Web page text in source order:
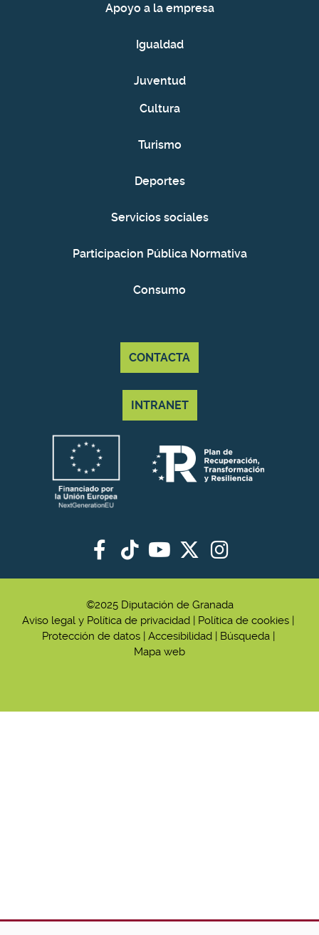
Apoyo a la empresa
Igualdad
Juventud
Cultura
Turismo
Deportes
Servicios sociales
Participacion Pública Normativa
Consumo
CONTACTA
INTRANET
©2025 Diputación de Granada
Aviso legal y Política de privacidad | Política de cookies |
Protección de datos | Accesibilidad | Búsqueda |
Mapa web